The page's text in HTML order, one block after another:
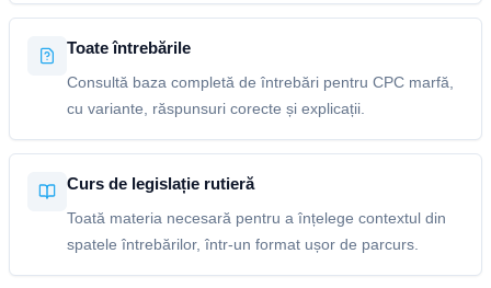
Toate întrebările
Consultă baza completă de întrebări pentru CPC marfă,
cu variante, răspunsuri corecte și explicații.
Curs de legislație rutieră
Toată materia necesară pentru a înțelege contextul din
spatele întrebărilor, într-un format ușor de parcurs.